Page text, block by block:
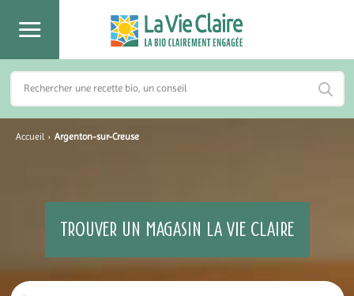
Accueil › Argenton-sur-Creuse
TROUVER UN MAGASIN LA VIE CLAIRE